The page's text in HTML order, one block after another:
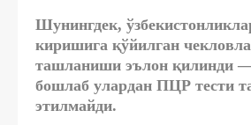
Шунингдек,
киришига қўйилган
ташланиши эълон қилинди
бошлаб улардан ПЦР тести
этилмайди.